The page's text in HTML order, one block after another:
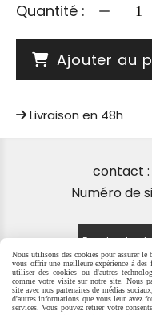
Quantité :
Ajouter au
Livraison en 48h
contact :
Numéro de
Facebook
MENTIONS LÉGALES
Nous utilisons des cookies pour assurer
vous offrir une meilleure expérience à
utiliser des cookies ou d'autres
comme votre visite sur notre site. Nous
site avec nos partenaires de médias
d'autres informations que vous leur avez
services. Vous pouvez retirer votre